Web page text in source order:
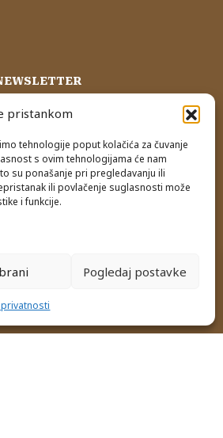
pristankom
tehnologije poput kolačića za čuvanje
s ovim tehnologijama će nam
su ponašanje pri pregledavanju ili
ili povlačenje suglasnosti može
i funkcije.
Pogledaj postavke